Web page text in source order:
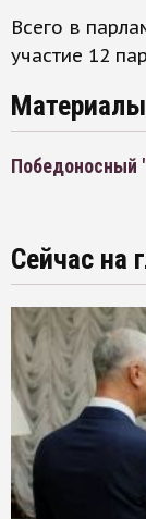
Всего в
участие 12
Победоносный
Сейчас на